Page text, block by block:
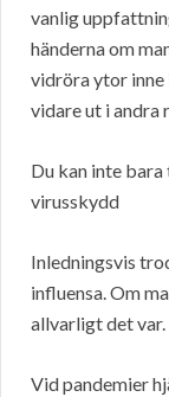
vanlig
händerna om
vidröra ytor
vidare ut i andra
Du kan inte
virusskydd
Inledningsvis
influensa. Om
allvarligt det var.
Vid pandemier